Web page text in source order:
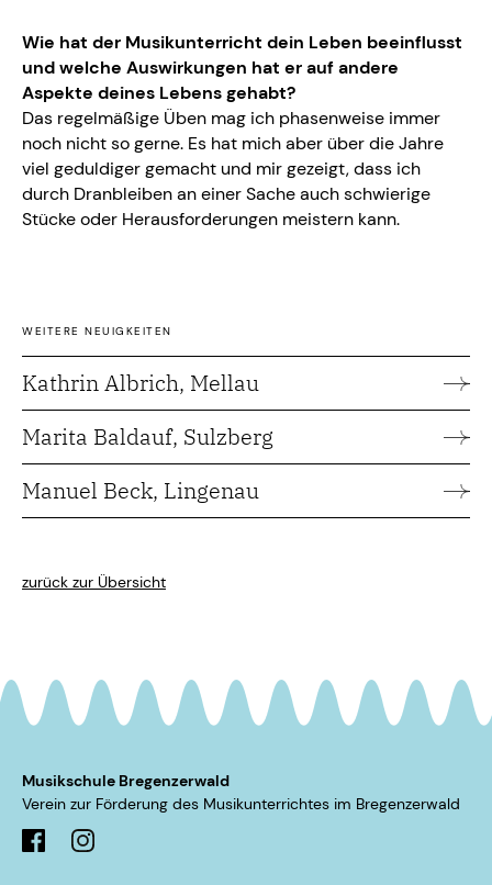
Wie hat der Musikunterricht dein Leben beeinflusst
und welche Auswirkungen hat er auf andere
Aspekte deines Lebens gehabt?
Das regelmäßige Üben mag ich phasenweise immer
noch nicht so gerne. Es hat mich aber über die Jahre
viel geduldiger gemacht und mir gezeigt, dass ich
durch Dranbleiben an einer Sache auch schwierige
Stücke oder Herausforderungen meistern kann.
WEITERE NEUIGKEITEN
Kathrin Albrich, Mellau
Marita Baldauf, Sulzberg
Manuel Beck, Lingenau
zurück zur Übersicht
Musikschule Bregenzerwald
Verein zur Förderung des Musikunterrichtes im ­Bregenzerwald